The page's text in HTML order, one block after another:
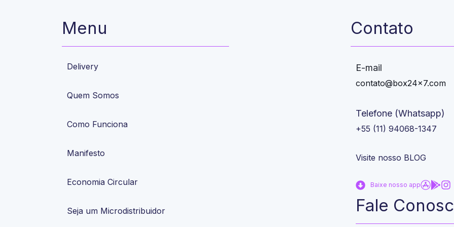
Menu
Delivery
Quem Somos
Como Funciona
Manifesto
Economia Circular
Seja um Microdistribuidor
Contato
E-mail
contato@box24x7.com
Telefone (Whatsapp)
+55 (11) 94068-1347
Visite nosso BLOG
Baixe nosso app
Fale